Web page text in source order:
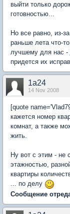
выйти только
готовностью...
Но все равно, из-
раньше лета что-
лучшему для нас -
придется их
1a24
14 Nov 2008
[quote
кажется номер
комнат, а также
жить.
Ну вот с этим - не
этажностью,
квартиры
... по делу
Сообщение